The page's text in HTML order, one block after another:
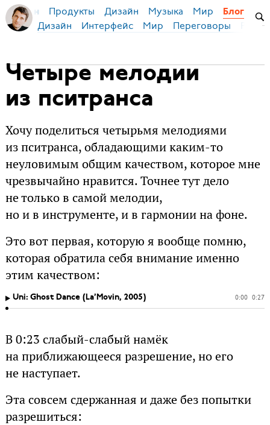
Бирман Продукты Дизайн Музыка Мир Блог
Дизайн Интерфейс Мир Переговоры
Четыре мелодии
из пситранса
Хочу поделиться четырьмя мелодиями
из пситранса, обладающими каким-то
неуловимым общим качеством, которое мне
чрезвычайно нравится. Точнее тут дело
не только в самой мелодии,
но и в инструменте, и в гармонии на фоне.
Это вот первая, которую я вообще помню,
которая обратила себя внимание именно
этим качеством:
0:00 0:27
Uni: Ghost Dance (La’Movin, 2005)
В 0:23 слабый-слабый намёк
на приближающееся разрешение, но его
не наступает.
Эта совсем сдержанная и даже без попытки
разрешиться: